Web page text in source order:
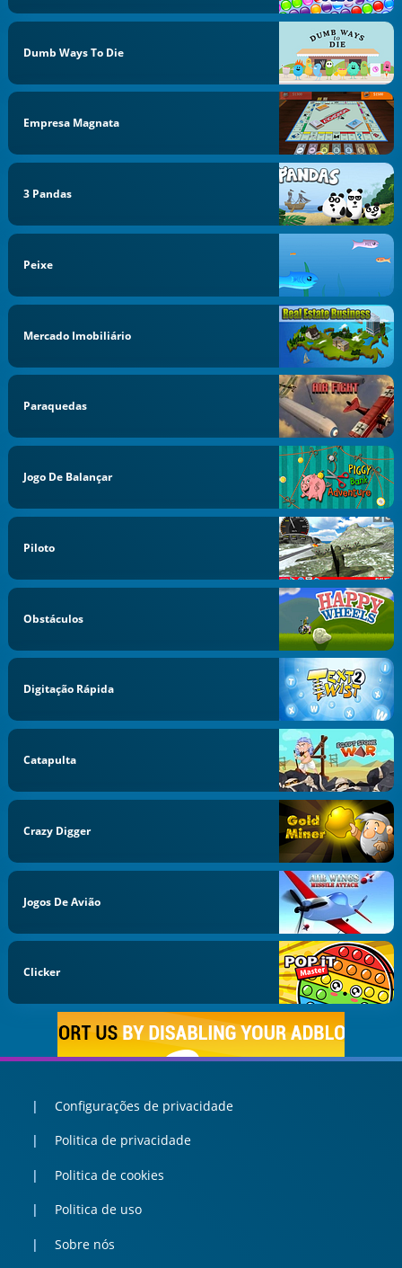
Dumb Ways To Die
Empresa Magnata
3 Pandas
Peixe
Mercado Imobiliário
Paraquedas
Jogo De Balançar
Piloto
Obstáculos
Digitação Rápida
Catapulta
Crazy Digger
Jogos De Avião
Clicker
Configurações de privacidade
Politica de privacidade
Politica de cookies
Politica de uso
Sobre nós